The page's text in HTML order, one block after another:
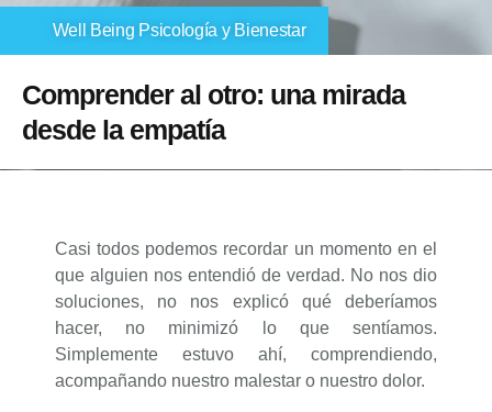
Well Being Psicología y Bienestar
Comprender al otro: una mirada
desde la empatía
Casi todos podemos recordar un momento en el
que alguien nos entendió de verdad. No nos dio
soluciones, no nos explicó qué deberíamos
hacer, no minimizó lo que sentíamos.
Simplemente estuvo ahí, comprendiendo,
acompañando nuestro malestar o nuestro dolor.